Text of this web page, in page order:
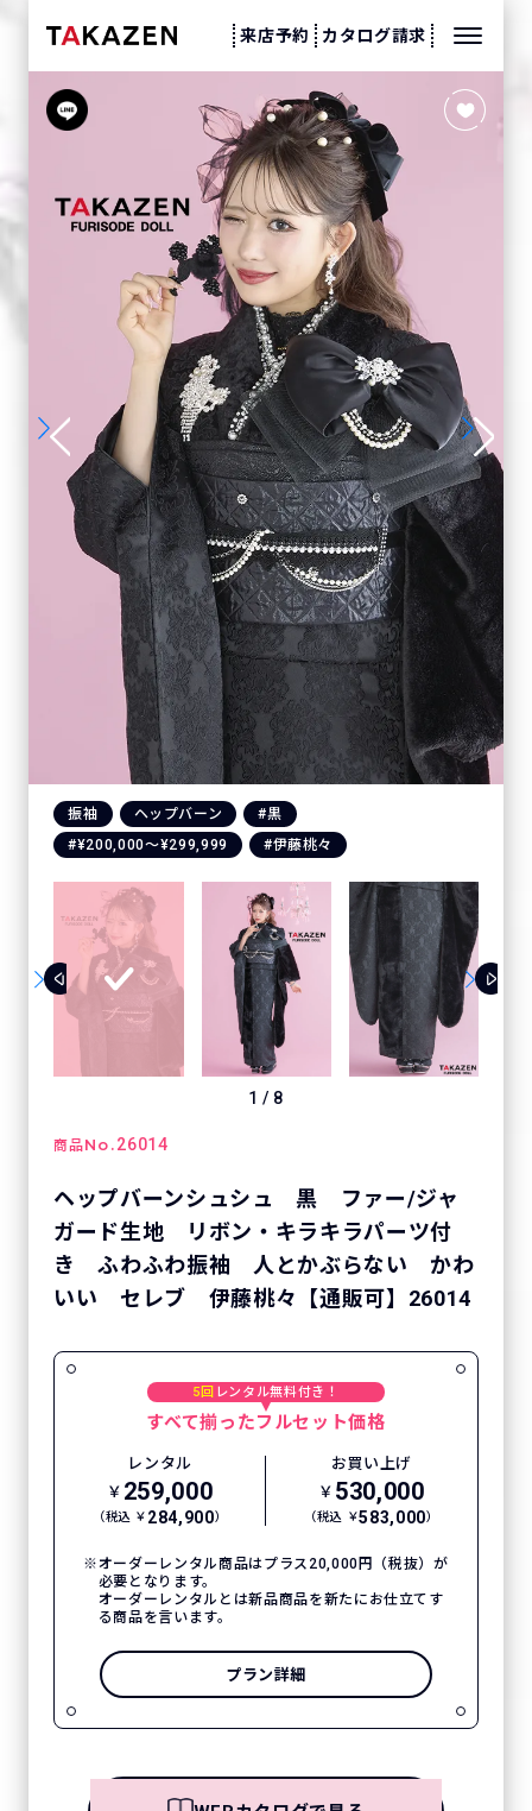
来店予約 カタログ請求
振袖 ヘップバーン
#黒
#¥200,000〜¥299,999
#伊藤桃々
1 / 8
商品No.26014
ヘップバーンシュシュ 黒 ファー/ジャ
ガード生地 リボン・キラキラパーツ付
き ふわふわ振袖 人とかぶらない かわ
いい セレブ 伊藤桃々【通販可】26014
5回 レンタル無料付き！
すべて揃ったフルセット価格
レンタル
￥ 259,000
（税込 ￥ 284,900）
お買い上げ
￥ 530,000
（税込 ￥583,000）
オーダーレンタル商品はプラス20,000円（税抜）が
必要となります。
オーダーレンタルとは新品商品を新たにお仕立てす
る商品を言います。
プラン詳細